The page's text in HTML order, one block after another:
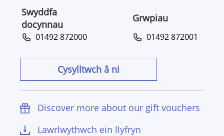
Swyddfa
docynnau
Grwpiau
01492 872000 01492 872001
Cysylltwch â ni
Discover more about our gift vouchers
Lawrlwythwch ein llyfryn